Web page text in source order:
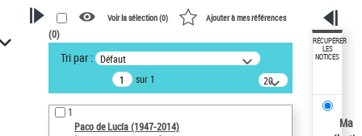
VOTRE RECHERCHE
Recherche avancée dans les
notices d’autorité
Œuvres liées à l'auteur :
Paco de Lucía (1947-2014)
Voir la sélection (0) Ajouter à mes références
(0)
Tri par : Défaut
sur 1
20
résultats/page
1
Paco de Lucía (1947-2014)
RÉCUPÉRER
LES
NOTICES
Ma